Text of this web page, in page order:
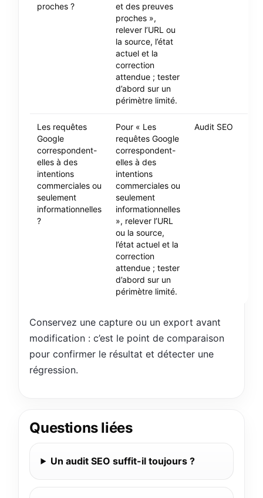
proches ?
et des preuves
proches »,
relever l’URL ou
la source, l’état
actuel et la
correction
attendue ; tester
d’abord sur un
périmètre limité.
Les requêtes
Google
correspondent-
elles à des
intentions
commerciales ou
seulement
informationnelles
?
Pour « Les
requêtes Google
correspondent-
elles à des
intentions
commerciales ou
seulement
informationnelles
», relever l’URL
ou la source,
l’état actuel et la
correction
attendue ; tester
d’abord sur un
périmètre limité.
Audit SEO
Conservez une capture ou un export avant
modification : c’est le point de comparaison
pour confirmer le résultat et détecter une
régression.
Questions liées
Un audit SEO suffit-il toujours ?